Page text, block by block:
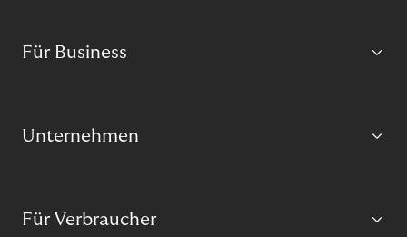
Für Business
Unternehmen
Für Verbraucher